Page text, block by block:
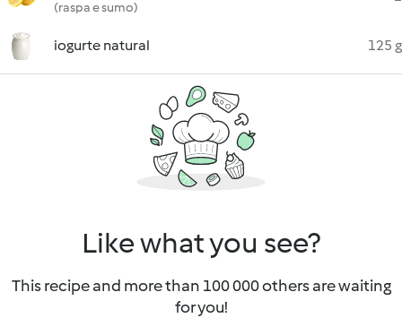
(raspa e sumo)
iogurte natural 125 g
Like what you see?
This recipe and more than 100 000 others are waiting
for you!